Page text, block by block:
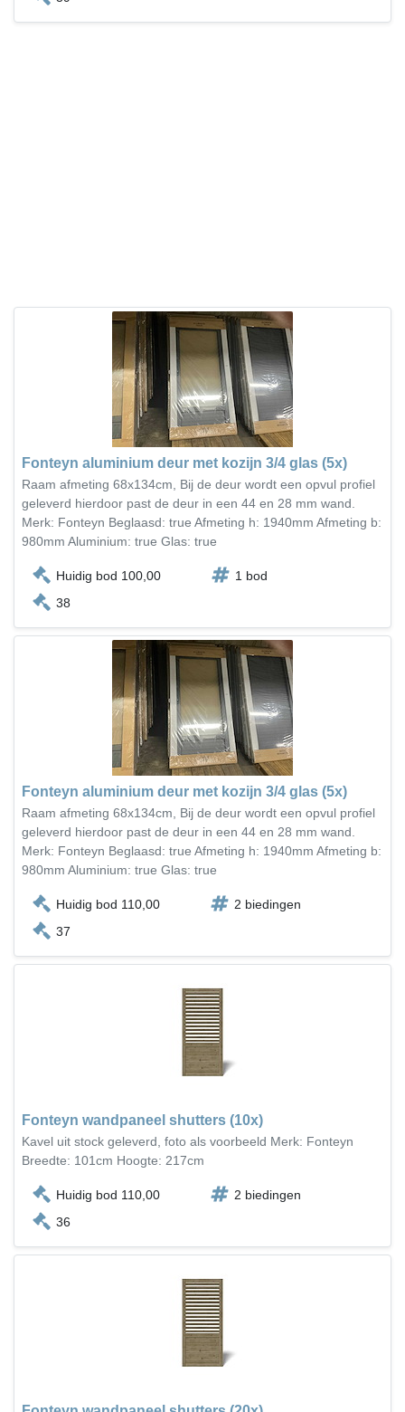
Fonteyn aluminium deur met kozijn 3/4 glas (5x)
Raam afmeting 68x134cm, Bij de deur wordt een opvul profiel
geleverd hierdoor past de deur in een 44 en 28 mm wand.
Merk: Fonteyn Beglaasd: true Afmeting h: 1940mm Afmeting b:
980mm Aluminium: true Glas: true
Huidig bod 100,00
1 bod
38
Fonteyn aluminium deur met kozijn 3/4 glas (5x)
Raam afmeting 68x134cm, Bij de deur wordt een opvul profiel
geleverd hierdoor past de deur in een 44 en 28 mm wand.
Merk: Fonteyn Beglaasd: true Afmeting h: 1940mm Afmeting b:
980mm Aluminium: true Glas: true
Huidig bod 110,00
2 biedingen
37
Fonteyn wandpaneel shutters (10x)
Kavel uit stock geleverd, foto als voorbeeld Merk: Fonteyn
Breedte: 101cm Hoogte: 217cm
Huidig bod 110,00
2 biedingen
36